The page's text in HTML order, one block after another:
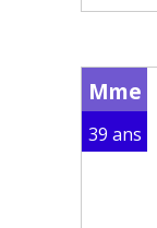
Mme
39 ans